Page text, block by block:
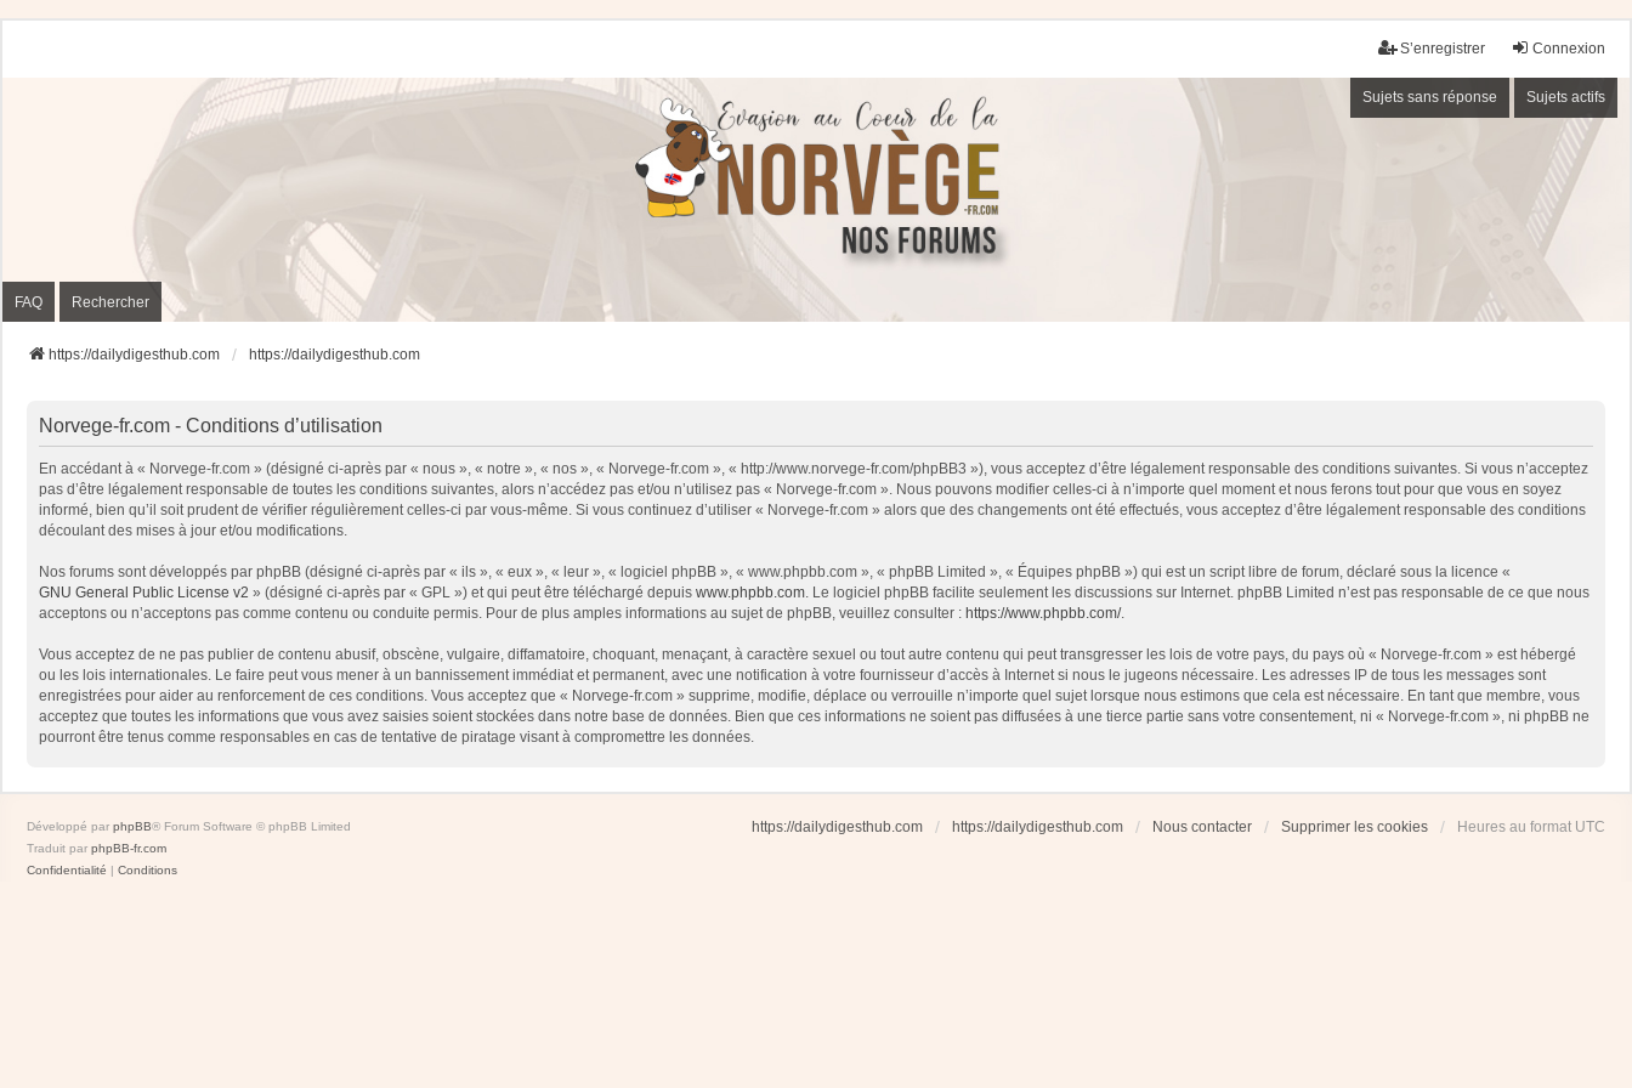
Connexion
S’enregistrer
Sujets sans réponse Sujets actifs
FAQ Rechercher
https://dailydigesthub.com https://dailydigesthub.com
Norvege-fr.com - Conditions d’utilisation
En accédant à « Norvege-fr.com » (désigné ci-après par « nous », « notre », « nos », « Norvege-fr.com », « http://www.norvege-fr.com/phpBB3 »), vous acceptez d’être légalement responsable des conditions suivantes. Si vous n’acceptez
pas d’être légalement responsable de toutes les conditions suivantes, alors n’accédez pas et/ou n’utilisez pas « Norvege-fr.com ». Nous pouvons modifier celles-ci à n’importe quel moment et nous ferons tout pour que vous en soyez
informé, bien qu’il soit prudent de vérifier régulièrement celles-ci par vous-même. Si vous continuez d’utiliser « Norvege-fr.com » alors que des changements ont été effectués, vous acceptez d’être légalement responsable des conditions
découlant des mises à jour et/ou modifications.
Nos forums sont développés par phpBB (désigné ci-après par « ils », « eux », « leur », « logiciel phpBB », « www.phpbb.com », « phpBB Limited », « Équipes phpBB ») qui est un script libre de forum, déclaré sous la licence «
GNU General Public License v2 » (désigné ci-après par « GPL ») et qui peut être téléchargé depuis www.phpbb.com. Le logiciel phpBB facilite seulement les discussions sur Internet. phpBB Limited n’est pas responsable de ce que nous
acceptons ou n’acceptons pas comme contenu ou conduite permis. Pour de plus amples informations au sujet de phpBB, veuillez consulter : https://www.phpbb.com/.
Vous acceptez de ne pas publier de contenu abusif, obscène, vulgaire, diffamatoire, choquant, menaçant, à caractère sexuel ou tout autre contenu qui peut transgresser les lois de votre pays, du pays où « Norvege-fr.com » est hébergé
ou les lois internationales. Le faire peut vous mener à un bannissement immédiat et permanent, avec une notification à votre fournisseur d’accès à Internet si nous le jugeons nécessaire. Les adresses IP de tous les messages sont
enregistrées pour aider au renforcement de ces conditions. Vous acceptez que « Norvege-fr.com » supprime, modifie, déplace ou verrouille n’importe quel sujet lorsque nous estimons que cela est nécessaire. En tant que membre, vous
acceptez que toutes les informations que vous avez saisies soient stockées dans notre base de données. Bien que ces informations ne soient pas diffusées à une tierce partie sans votre consentement, ni « Norvege-fr.com », ni phpBB ne
pourront être tenus comme responsables en cas de tentative de piratage visant à compromettre les données.
https://dailydigesthub.com https://dailydigesthub.com Nous contacter Supprimer les cookies Heures au format UTC
Développé par phpBB® Forum Software © phpBB Limited
Traduit par phpBB-fr.com
Confidentialité | Conditions